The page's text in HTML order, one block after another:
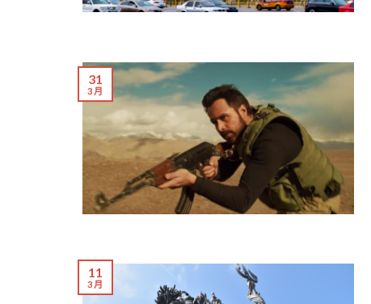
31
3 月
11
3 月